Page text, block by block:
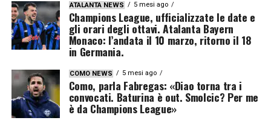
ATALANTA NEWS 5 mesi ago
Champions League, ufficializzate le date e
gli orari degli ottavi. Atalanta Bayern
Monaco: l’andata il 10 marzo, ritorno il 18
in Germania.
COMO NEWS 5 mesi ago
Como, parla Fabregas: «Diao torna tra i
convocati. Baturina è out. Smolcic? Per me
è da Champions League»